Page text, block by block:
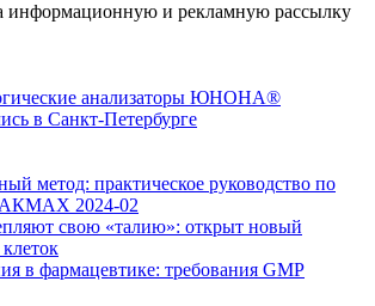
информационную и рекламную рассылку
анализаторы ЮНОНА®
в Санкт-Петербурге
метод: практическое руководство по
2024-02
свою «талию»: открыт новый
в фармацевтике: требования GMP